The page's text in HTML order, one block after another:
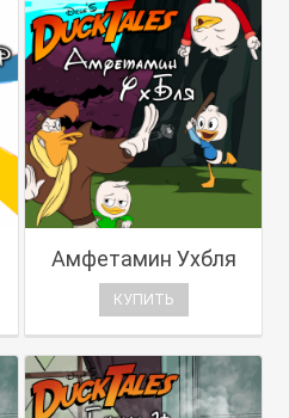
Амфетамин Ухбля
КУПИТЬ